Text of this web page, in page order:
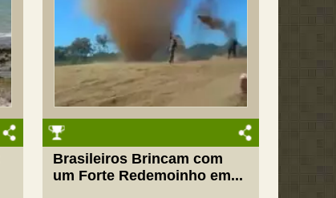
Brasileiros Brincam com
um Forte Redemoinho em...